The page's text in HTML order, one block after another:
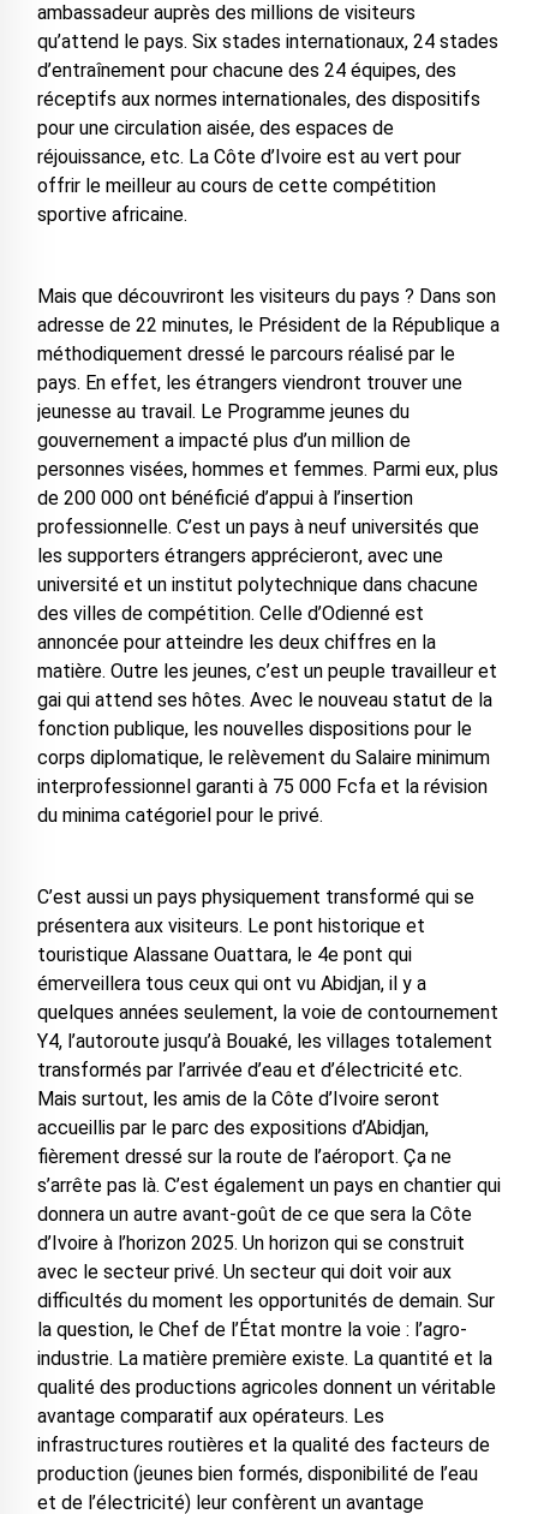
ambassadeur auprès des millions de visiteurs
qu’attend le pays. Six stades internationaux, 24 stades
d’entraînement pour chacune des 24 équipes, des
réceptifs aux normes internationales, des dispositifs
pour une circulation aisée, des espaces de
réjouissance, etc. La Côte d’Ivoire est au vert pour
offrir le meilleur au cours de cette compétition
sportive africaine.
Mais que découvriront les visiteurs du pays ? Dans son
adresse de 22 minutes, le Président de la République a
méthodiquement dressé le parcours réalisé par le
pays. En effet, les étrangers viendront trouver une
jeunesse au travail. Le Programme jeunes du
gouvernement a impacté plus d’un million de
personnes visées, hommes et femmes. Parmi eux, plus
de 200 000 ont bénéficié d’appui à l’insertion
professionnelle. C’est un pays à neuf universités que
les supporters étrangers apprécieront, avec une
université et un institut polytechnique dans chacune
des villes de compétition. Celle d’Odienné est
annoncée pour atteindre les deux chiffres en la
matière. Outre les jeunes, c’est un peuple travailleur et
gai qui attend ses hôtes. Avec le nouveau statut de la
fonction publique, les nouvelles dispositions pour le
corps diplomatique, le relèvement du Salaire minimum
interprofessionnel garanti à 75 000 Fcfa et la révision
du minima catégoriel pour le privé.
C’est aussi un pays physiquement transformé qui se
présentera aux visiteurs. Le pont historique et
touristique Alassane Ouattara, le 4e pont qui
émerveillera tous ceux qui ont vu Abidjan, il y a
quelques années seulement, la voie de contournement
Y4, l’autoroute jusqu’à Bouaké, les villages totalement
transformés par l’arrivée d’eau et d’électricité etc.
Mais surtout, les amis de la Côte d’Ivoire seront
accueillis par le parc des expositions d’Abidjan,
fièrement dressé sur la route de l’aéroport. Ça ne
s’arrête pas là. C’est également un pays en chantier qui
donnera un autre avant-goût de ce que sera la Côte
d’Ivoire à l’horizon 2025. Un horizon qui se construit
avec le secteur privé. Un secteur qui doit voir aux
difficultés du moment les opportunités de demain. Sur
la question, le Chef de l’État montre la voie : l’agro-
industrie. La matière première existe. La quantité et la
qualité des productions agricoles donnent un véritable
avantage comparatif aux opérateurs. Les
infrastructures routières et la qualité des facteurs de
production (jeunes bien formés, disponibilité de l’eau
et de l’électricité) leur confèrent un avantage